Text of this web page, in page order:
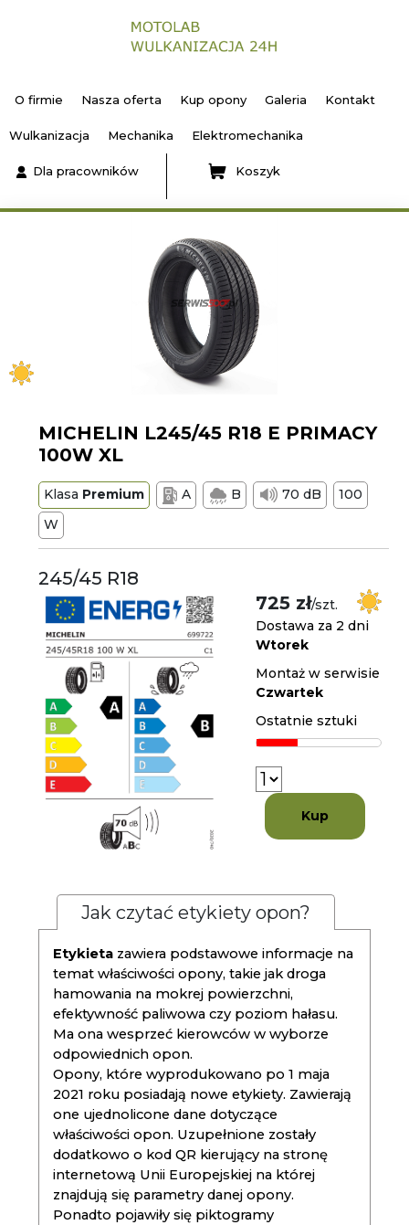
O firmie Nasza oferta Kup opony Galeria Kontakt
Wulkanizacja Mechanika Elektromechanika
Dla pracowników Koszyk
MICHELIN L245/45 R18 E PRIMACY
100W XL
Klasa Premium A B 70 dB
100
W
245/45 R18
725 zł/szt.
Dostawa za 2 dni
Wtorek
Montaż w serwisie
Czwartek
Ostatnie sztuki
Kup
Jak czytać etykiety opon?
Etykieta zawiera podstawowe informacje na
temat właściwości opony, takie jak droga
hamowania na mokrej powierzchni,
efektywność paliwowa czy poziom hałasu.
Ma ona wesprzeć kierowców w wyborze
odpowiednich opon.
Opony, które wyprodukowano po 1 maja
2021 roku posiadają nowe etykiety. Zawierają
one ujednolicone dane dotyczące
właściwości opon. Uzupełnione zostały
dodatkowo o kod QR kierujący na stronę
internetową Unii Europejskiej na której
znajdują się parametry danej opony.
Ponadto pojawiły się piktogramy